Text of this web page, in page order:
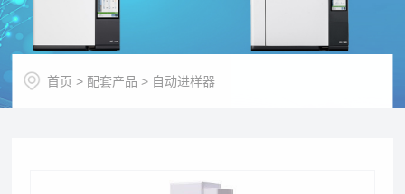
首页 > 配套产品 > 自动进样器